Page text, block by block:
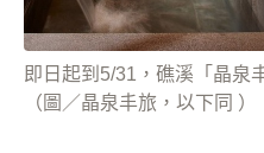
即日起到5/31，礁溪「晶泉
（圖／晶泉丰旅，以下同